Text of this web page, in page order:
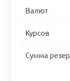
Валют
Курсов
Сумма